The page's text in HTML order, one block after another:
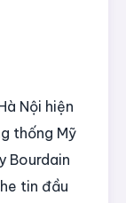
Nội hiện
thống Mỹ
Bourdain
tin đầu